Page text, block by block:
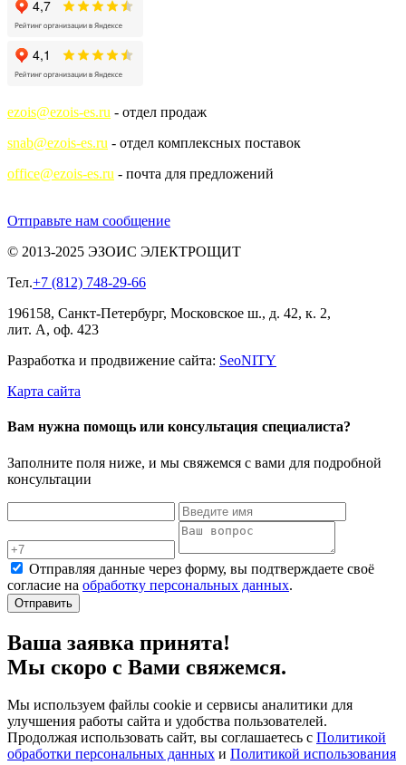
ezois@ezois-es.ru - отдел продаж
snab@ezois-es.ru - отдел комплексных поставок
office@ezois-es.ru - почта для предложений
Отправьте нам сообщение
© 2013-2025 ЭЗОИС ЭЛЕКТРОЩИТ
Тел.+7 (812) 748-29-66
196158, Санкт-Петербург, Московское ш., д. 42, к. 2,
лит. А, оф. 423
Разработка и продвижение сайта: SeoNITY
Карта сайта
Вам нужна помощь или консультация специалиста?
Заполните поля ниже, и мы свяжемся с вами для подробной
консультации
Отправляя данные через форму, вы подтверждаете своё
согласие на обработку персональных данных.
Отправить
Ваша заявка принята!
Мы скоро с Вами свяжемся.
Мы используем файлы cookie и сервисы аналитики для
улучшения работы сайта и удобства пользователей.
Продолжая использовать сайт, вы соглашаетесь с Политикой
обработки персональных данных и Политикой использования